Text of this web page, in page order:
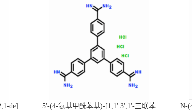
de]
5'-(4-氨基甲酰苯基)-[1,1':3',1'-三联苯
N-